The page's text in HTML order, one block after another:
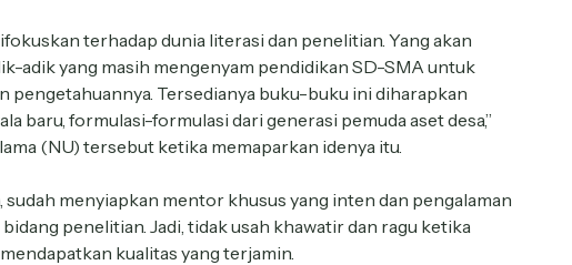
terhadap dunia literasi dan penelitian. Yang akan
adik yang masih mengenyam pendidikan SD-SMA untuk
pengetahuannya. Tersedianya buku-buku ini diharapkan
baru, formulasi-formulasi dari generasi pemuda aset desa,”
(NU) tersebut ketika memaparkan idenya itu.
sudah menyiapkan mentor khusus yang inten dan pengalaman
penelitian. Jadi, tidak usah khawatir dan ragu ketika
kualitas yang terjamin.